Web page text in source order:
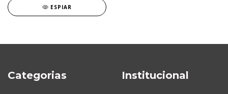
ESPIAR
Categorias Institucional